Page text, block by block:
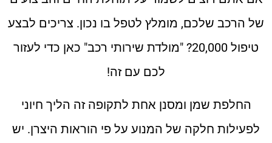
של הרכב שלכם, מומלץ לטפל בו נכון. צריכים לבצע
טיפול 20,000? "מולדת שירותי רכב" כאן כדי לעזור
לכם עם זה!
החלפת שמן ומסנן אחת לתקופה זה הליך חיוני
לפעילות חלקה של המנוע על פי הוראות היצרן. יש